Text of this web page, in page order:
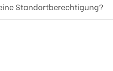
Standortberechtigung?